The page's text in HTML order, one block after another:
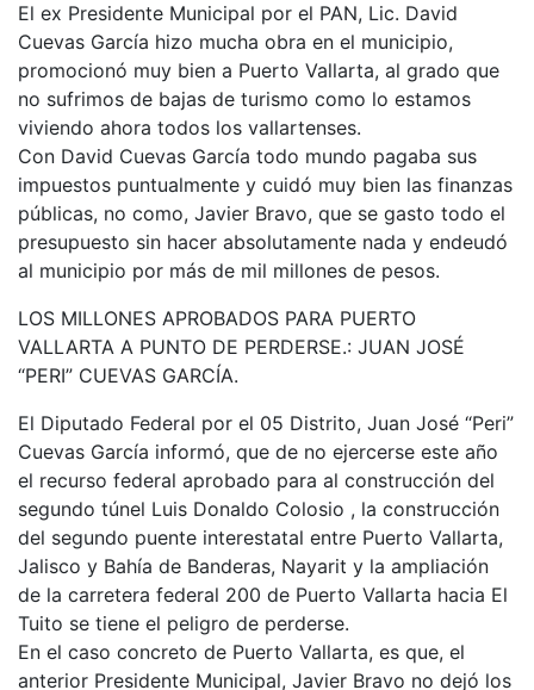
El ex Presidente Municipal por el PAN, Lic. David
Cuevas García hizo mucha obra en el municipio,
promocionó muy bien a Puerto Vallarta, al grado que
no sufrimos de bajas de turismo como lo estamos
viviendo ahora todos los vallartenses.
Con David Cuevas García todo mundo pagaba sus
impuestos puntualmente y cuidó muy bien las finanzas
públicas, no como, Javier Bravo, que se gasto todo el
presupuesto sin hacer absolutamente nada y endeudó
al municipio por más de mil millones de pesos.
LOS MILLONES APROBADOS PARA PUERTO
VALLARTA A PUNTO DE PERDERSE.: JUAN JOSÉ
“PERI” CUEVAS GARCÍA.
El Diputado Federal por el 05 Distrito, Juan José “Peri”
Cuevas García informó, que de no ejercerse este año
el recurso federal aprobado para al construcción del
segundo túnel Luis Donaldo Colosio , la construcción
del segundo puente interestatal entre Puerto Vallarta,
Jalisco y Bahía de Banderas, Nayarit y la ampliación
de la carretera federal 200 de Puerto Vallarta hacia El
Tuito se tiene el peligro de perderse.
En el caso concreto de Puerto Vallarta, es que, el
anterior Presidente Municipal, Javier Bravo no dejó los